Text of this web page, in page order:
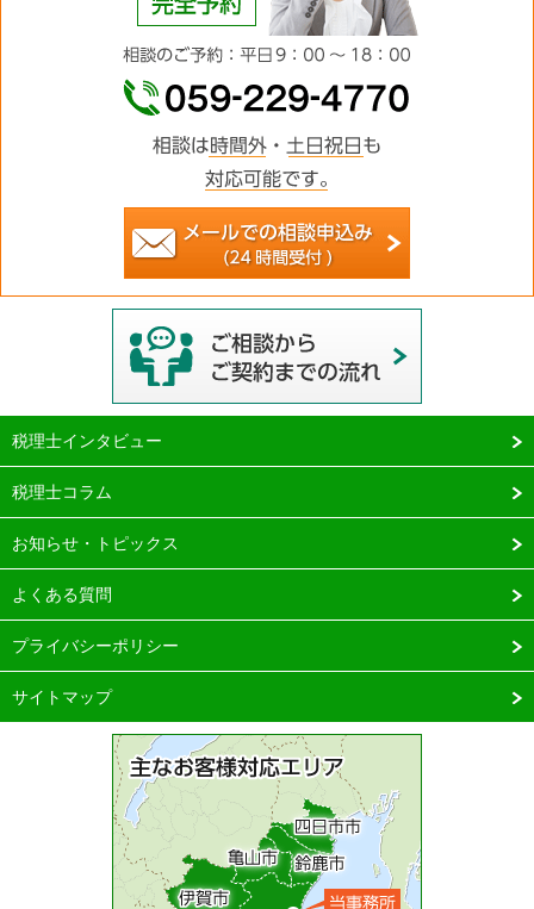
税理士インタビュー
税理士コラム
お知らせ・トピックス
よくある質問
プライバシーポリシー
サイトマップ